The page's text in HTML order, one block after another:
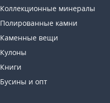
Коллекционные минералы
Полированные камни
Каменные вещи
Кулоны
Книги
Бусины и опт